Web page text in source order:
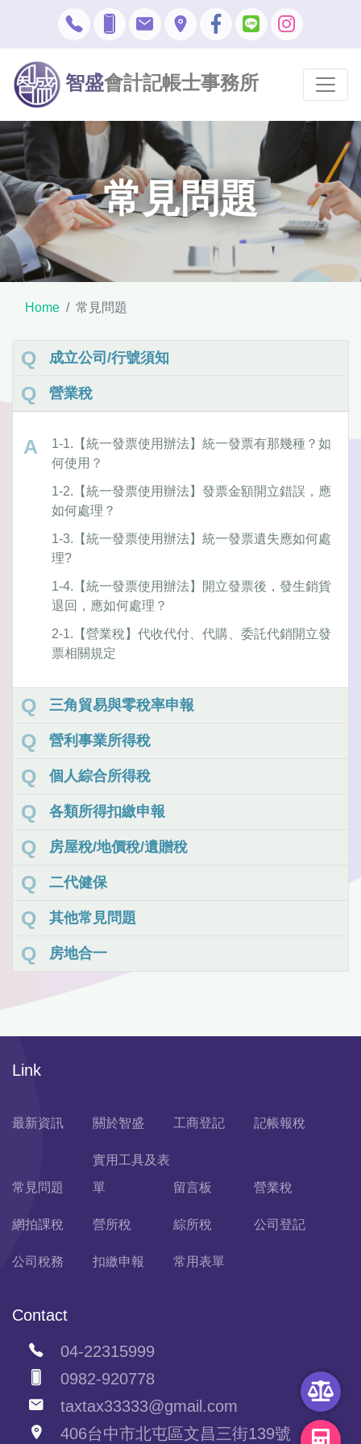
智盛會計記帳士事務所
常見問題
Home 常見問題
成立公司/行號須知
營業稅
1-1.【統一發票使用辦法】統一發票有那幾種？如
何使用？
1-2.【統一發票使用辦法】發票金額開立錯誤，應
如何處理？
1-3.【統一發票使用辦法】統一發票遺失應如何處
理?
1-4.【統一發票使用辦法】開立發票後，發生銷貨
退回，應如何處理？
2-1.【營業稅】代收代付、代購、委託代銷開立發
票相關規定
三角貿易與零稅率申報
營利事業所得稅
個人綜合所得稅
各類所得扣繳申報
房屋稅/地價稅/遺贈稅
二代健保
其他常見問題
房地合一
Link
最新資訊 關於智盛 工商登記 記帳報稅
常見問題
實用工具及表
單
留言板 營業稅
網拍課稅 營所稅 綜所稅 公司登記
公司稅務 扣繳申報 常用表單
Contact
04-22315999
0982-920778
taxtax33333@gmail.com
406台中市北屯區文昌三街139號